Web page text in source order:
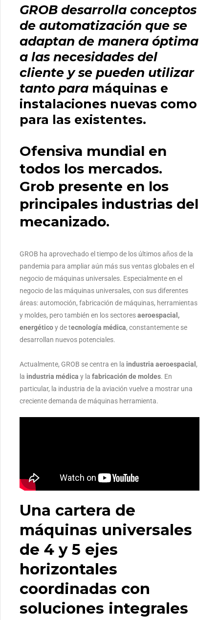
GROB desarrolla conceptos
de automatización que se
adaptan de manera óptima
a las necesidades del
cliente y se pueden utilizar
tanto para máquinas e
instalaciones nuevas como
para las existentes.
Ofensiva mundial en
todos los mercados.
Grob presente en los
principales industrias del
mecanizado.
GROB ha aprovechado el tiempo de los últimos años de la
pandemia para ampliar aún más sus ventas globales en el
negocio de máquinas universales. Especialmente en el
negocio de las máquinas universales, con sus diferentes
áreas: automoción, fabricación de máquinas, herramientas
y moldes, pero también en los sectoresaeroespacial,
energéticoy de tecnología médica, constantemente se
desarrollan nuevos potenciales.
Actualmente, GROB se centra en la industria aeroespacial ,
la industria médica y la fabricación de moldes. En
particular, la industria de la aviación vuelve a mostrar una
creciente demanda de máquinas herramienta.
Una cartera de
máquinas universales
de 4 y 5 ejes
horizontales
coordinadas con
soluciones integrales